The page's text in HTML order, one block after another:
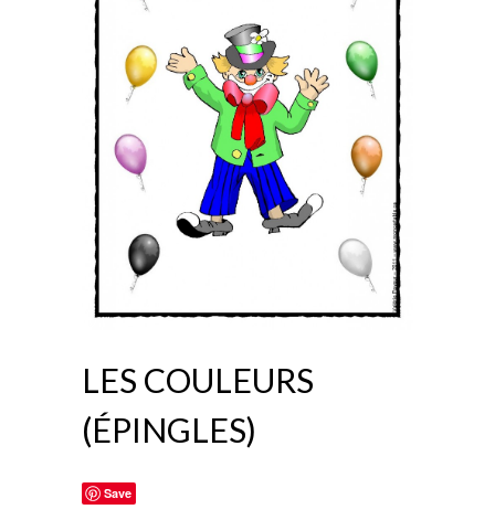
LES COULEURS
(ÉPINGLES)
Save